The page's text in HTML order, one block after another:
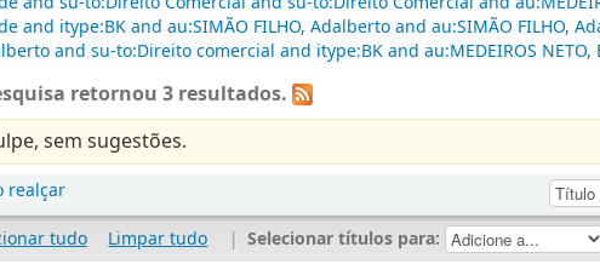
and itype:BK and au:SIMÃO FILHO, Adalberto and au:SIMÃO FILHO,
and su-to:Direito comercial and itype:BK and au:MEDEIROS
retornou 3 resultados.
sem sugestões.
realçar
tudo
Limpar tudo | Selecionar títulos para: